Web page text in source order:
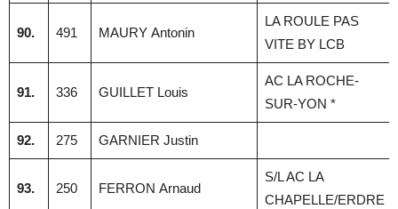
90. 491 MAURY Antonin
LA ROULE PAS
VITE BY LCB
91. 336 GUILLET Louis
AC LA ROCHE-
SUR-YON *
92. 275 GARNIER Justin
93. 250 FERRON Arnaud
S/L AC LA
CHAPELLE/ERDRE